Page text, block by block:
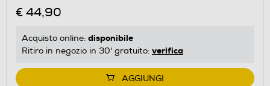
€ 44,90
Acquisto online: disponibile
Ritiro in negozio in 30' gratuito: verifica
AGGIUNGI